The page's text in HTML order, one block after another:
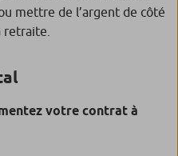
mettre de l’argent de côté
retraite.
votre contrat à